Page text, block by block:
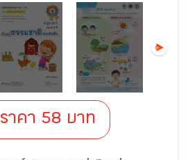
ราคา 58 บาท